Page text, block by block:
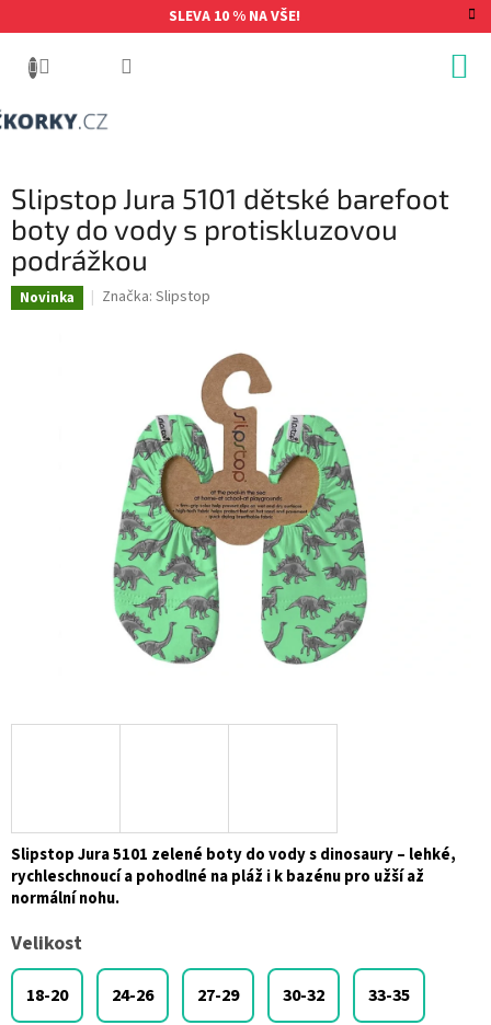
na
SLEVA 10 % NA VŠE!
Slipstop Jura 5101 dětské barefoot
boty do vody s protiskluzovou
podrážkou
Novinka Značka: Slipstop
Velikost
18-20 24-26 27-29 30-32 33-35
Slipstop Jura 5101 zelené boty do vody s dinosaury – lehké,
rychleschnoucí a pohodlné na pláž i k bazénu pro užší až
normální nohu.